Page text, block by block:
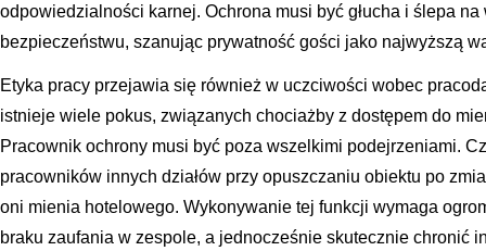
odpowiedzialności karnej. Ochrona musi być głucha i ślepa
bezpieczeństwu, szanując prywatność gości jako najwyższą
Etyka pracy przejawia się również w uczciwości wobec
istnieje wiele pokus, związanych chociażby z dostępem do
Pracownik ochrony musi być poza wszelkimi podejrzeniami.
pracowników innych działów przy opuszczaniu obiektu po
oni mienia hotelowego. Wykonywanie tej funkcji wymaga
braku zaufania w zespole, a jednocześnie skutecznie chronić